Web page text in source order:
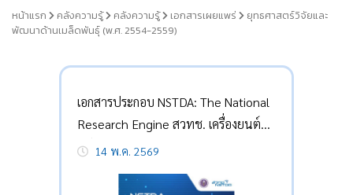
หน้าแรก คลังความรู้ คลังความรู้ เอกสารเผยแพร่
ยุทธศาสตร์วิจัยและ
พัฒนาด้านเมล็ดพันธุ์ (พ.ศ. 2554-2559)
เอกสารประกอบ NSTDA: The National
Research Engine สวทช. เครื่องยนต์
วิจัยแห่งชาติ
14 พ.ค. 2569